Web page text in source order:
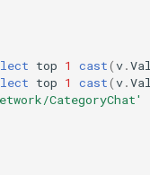
top 1 cast(v.
top 1 cast(v.
CategoryChat'